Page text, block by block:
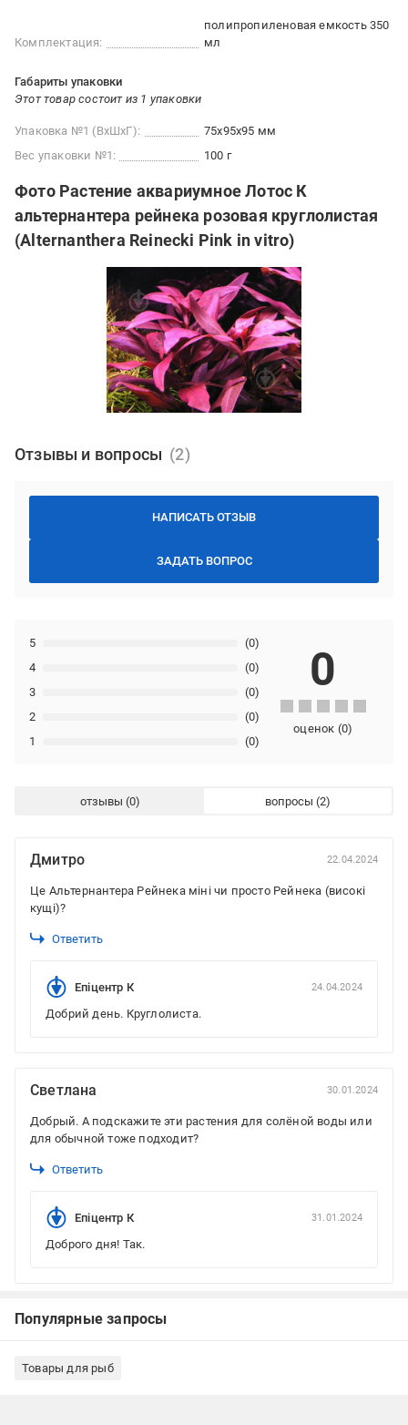
Комплектация:
полипропиленовая емкость 350
мл
Габариты упаковки
Этот товар состоит из 1 упаковки
Упаковка №1 (ВхШхГ):
75x95x95 мм
Вес упаковки №1:
100 г
Фото Растение аквариумное Лотос К
альтернантера рейнека розовая круглолистая
(Alternanthera Reinecki Pink in vitro)
Отзывы и вопросы
НАПИСАТЬ ОТЗЫВ
ЗАДАТЬ ВОПРОС
1 (0)
2 (0)
3 (0)
4 (0)
5 (0)
0
оценок (0)
отзывы вопросы
Дмитро 22.04.2024
Це Альтернантера Рейнека міні чи просто Рейнека (високі
кущі)?
Ответить
Епіцентр К 24.04.2024
Добрий день. Круглолиста.
Светлана 30.01.2024
Добрый. А подскажите эти растения для солёной воды или
для обычной тоже подходит?
Ответить
Епіцентр К 31.01.2024
Доброго дня! Так.
Популярные запросы
Товары для рыб